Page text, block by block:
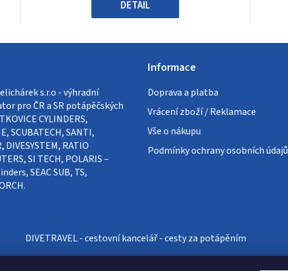
hvězdiček.
DETAIL
s.r.o - výhradní
pro ČR a SR potápěčských
CYLINDERS,
SCUBATECH, SANTI,
DIVESYSTEM, RATIO
SI TECH, POLARIS –
SEAC SUB, TS,
Informace
Doprava a platba
Vrácení zboží / Reklamace
Vše o nákupu
Podmínky ochrany osobních údajů
DIVETRAVEL - cestovní kancelář - cesty za potápěním